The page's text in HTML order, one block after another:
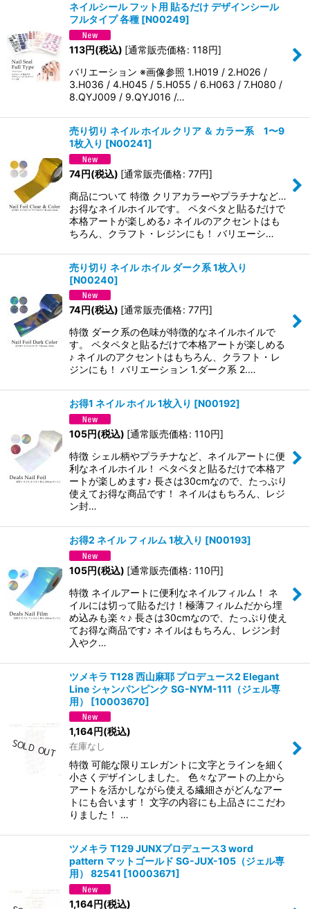
ネイルシール フット用 貼るだけ デザインシール
フルタイプ 各種 [N00249]
113円(税込) [通常販売価格: 118円]
バリエーション ※画像参照 1.H019 / 2.H026 /
3.H036 / 4.H045 / 5.H055 / 6.H063 / 7.H080 /
8.QYJ009 / 9.QYJ016 /…
売り切り ネイル ホイル クリア ＆ カラー系 1〜9
1枚入り [N00241]
74円(税込) [通常販売価格: 77円]
商品について 特徴 クリアカラーやプラチナなど…
お得なネイルホイルです。 ペタペタと貼るだけで
本格アートが楽しめる♪ ネイルのアクセントはも
ちろん、クラフト・レジンにも！ バリエーシ…
売り切り ネイル ホイル ダーク系 1枚入り
[N00240]
74円(税込) [通常販売価格: 77円]
特徴 ダーク系の色味が特徴的なネイルホイルで
す。 ペタペタと貼るだけで本格アートが楽しめる
♪ ネイルのアクセントはもちろん、クラフト・レ
ジンにも！ バリエーション 1.ダーク系 2.…
お得1 ネイル ホイル 1枚入り [N00192]
105円(税込) [通常販売価格: 110円]
特徴 シェル柄やプラチナなど、ネイルアートに便
利なネイルホイル！ ペタペタと貼るだけで本格ア
ートが楽しめます♪ 長さは30cmなので、たっぷり
使えてお得な商品です！ ネイルはもちろん、レジ
ン封…
お得2 ネイル フィルム 1枚入り [N00193]
105円(税込) [通常販売価格: 110円]
特徴 ネイルアートに便利なネイルフィルム！ ネ
イルには切って貼るだけ！極薄フィルムだから埋
め込みも楽々♪ 長さは30cmなので、たっぷり使え
てお得な商品です♪ ネイルはもちろん、レジン封
入やク…
ツメキラ T128 西山麻耶 プロデュース2 Elegant
Line シャンパンピンク SG-NYM-111（ジェル専
用）
[10003670]
1,164円(税込)
在庫なし
特徴 可能な限りエレガントに文字とラインを細く
小さくデザインしました。 色々なアートの上から
アートを活かしながら使える繊細さがどんなアー
トにも合います！ 文字の内容にも上品さにこだわ
りました！ …
ツメキラ T129 JUNXプロデュース3 word
pattern マットゴールド SG-JUX-105（ジェル専
用） 82541 [10003671]
1,164円(税込)